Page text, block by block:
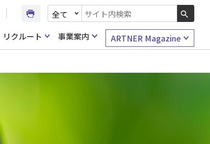
文書種別を選択
検索キーワード入力
リクルート 事業案内 ARTNER Magazine